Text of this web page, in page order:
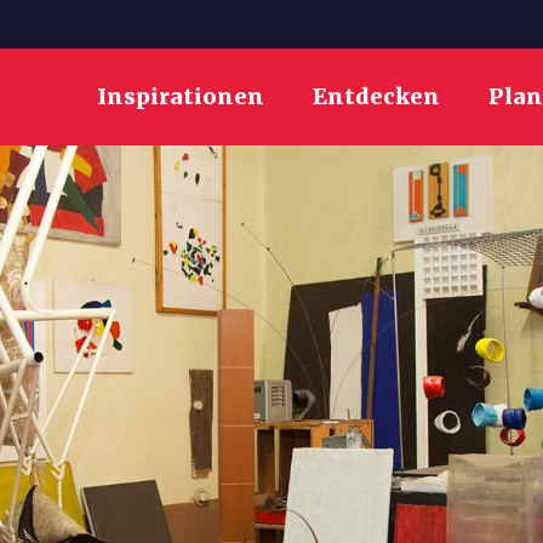
Inspirationen Entdecken